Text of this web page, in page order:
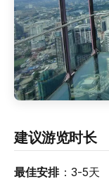
建议游览时长
最佳安排：3-5天